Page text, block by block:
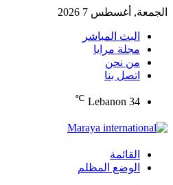
الجمعة, أغسطس 7 2026
البث المباشر
مجلة مرايا
من نحن
اتصل بنا
Lebanon 34
℃
القائمة
الوضع المظلم